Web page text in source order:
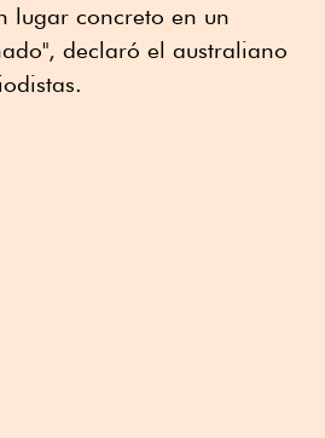
lugar concreto en un
declaró el australiano